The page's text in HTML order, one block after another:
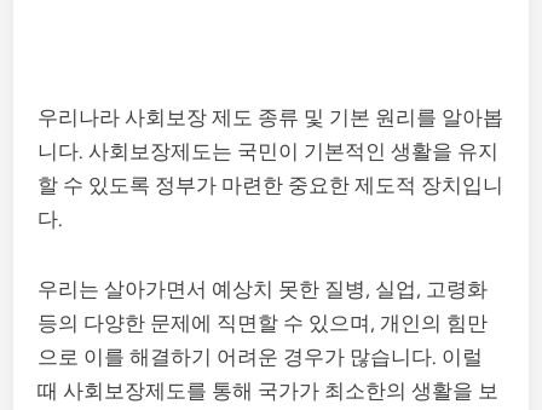
우리나라 사회보장 제도 종류 및 기본 원리를 알아봅
니다. 사회보장제도는 국민이 기본적인 생활을 유지
할 수 있도록 정부가 마련한 중요한 제도적 장치입니
다.
우리는 살아가면서 예상치 못한 질병, 실업, 고령화
등의 다양한 문제에 직면할 수 있으며, 개인의 힘만
으로 이를 해결하기 어려운 경우가 많습니다. 이럴
때 사회보장제도를 통해 국가가 최소한의 생활을 보